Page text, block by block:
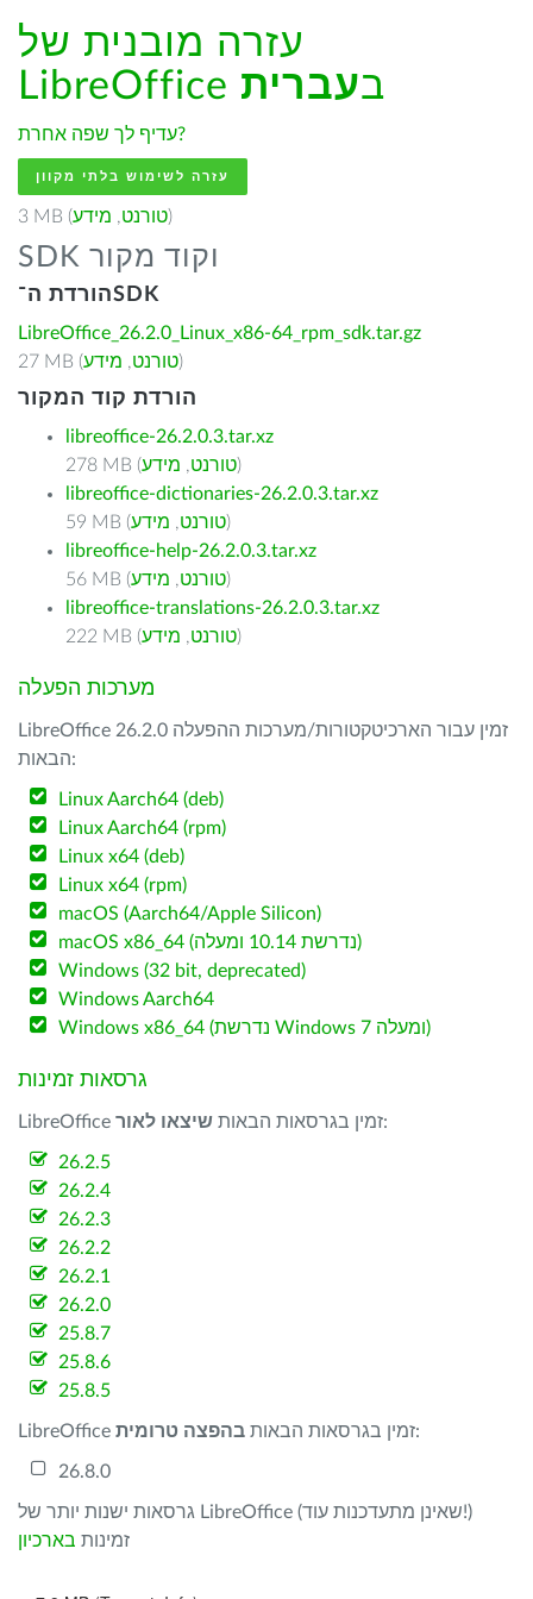
עזרה מובנית של
LibreOffice בעברית
עדיף לך שפה אחרת?
עזרה לשימוש בלתי מקוון
3 MB ( טורנט, מידע )
SDK וקוד מקור
הורדת ה־SDK
LibreOffice_26.2.0_Linux_x86-64_rpm_sdk.tar.gz
27 MB (
טורנט, מידע )
הורדת קוד המקור
libreoffice-26.2.0.3.tar.xz
278 MB (
טורנט, מידע
)
libreoffice-dictionaries-26.2.0.3.tar.xz
59 MB (
טורנט, מידע
)
libreoffice-help-26.2.0.3.tar.xz
56 MB (
טורנט, מידע
)
libreoffice-translations-26.2.0.3.tar.xz
222 MB (
טורנט, מידע )
מערכות הפעלה
LibreOffice 26.2.0 זמין עבור הארכיטקטורות/מערכות ההפעלה
הבאות:
Linux Aarch64 (deb)
Linux Aarch64 (rpm)
Linux x64 (deb)
Linux x64 (rpm)
macOS (Aarch64/Apple Silicon)
macOS x86_64 (נדרשת 10.14 ומעלה)
Windows (32 bit, deprecated)
Windows Aarch64
Windows x86_64 (נדרשת Windows 7 ומעלה)
גרסאות זמינות
LibreOffice זמין בגרסאות הבאות שיצאו לאור :
26.2.5
26.2.4
26.2.3
26.2.2
26.2.1
26.2.0
25.8.7
25.8.6
25.8.5
LibreOffice זמין בגרסאות הבאות בהפצה טרומית :
26.8.0
גרסאות ישנות יותר של LibreOffice (שאינן מתעדכנות עוד!)
זמינות בארכיון